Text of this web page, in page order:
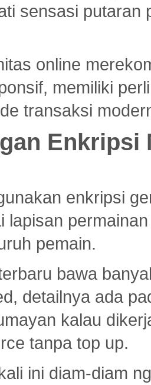
sensasi putaran
online
memiliki
transaksi
Enkripsi
enkripsi
lapisan
pemain.
bawa
detailnya ada
kalau
tanpa top up.
ini diam-diam